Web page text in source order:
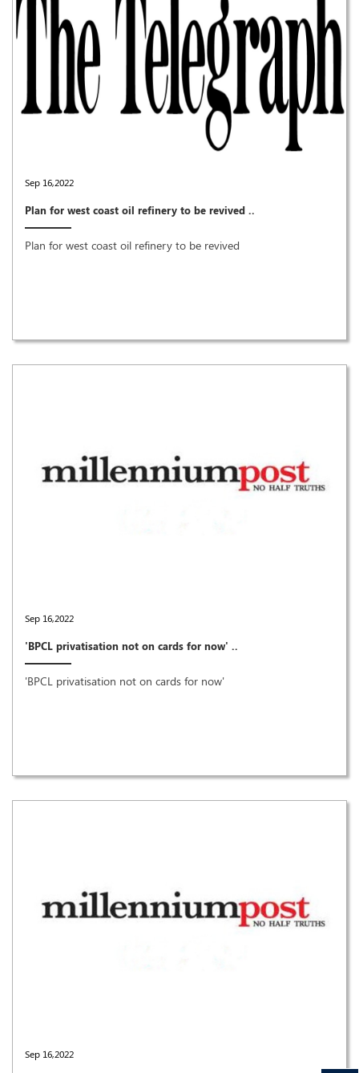
Sep 16,2022
Plan for west coast oil refinery to be revived ..
Plan for west coast oil refinery to be revived
Sep 16,2022
'BPCL privatisation not on cards for now' ..
'BPCL privatisation not on cards for now'
Sep 16,2022